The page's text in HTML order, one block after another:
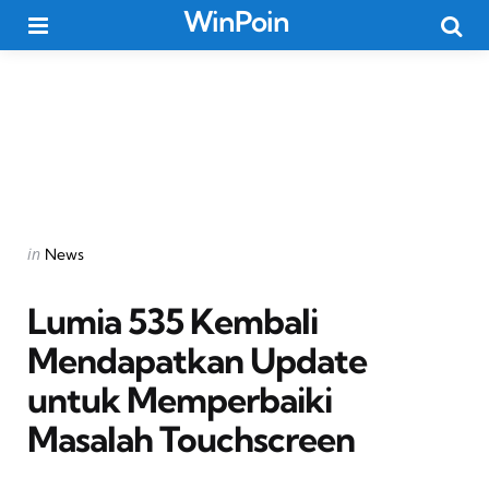
WinPoin
Categories
Posted
in News
Lumia 535 Kembali
Mendapatkan Update
untuk Memperbaiki
Masalah Touchscreen